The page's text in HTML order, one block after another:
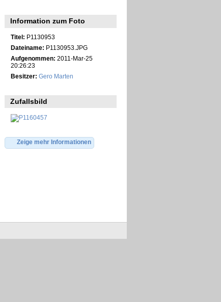
Information zum Foto
Titel: P1130953
Dateiname: P1130953.JPG
Aufgenommen: 2011-Mar-25
20:26:23
Besitzer: Gero Marten
Zufallsbild
Zeige mehr Informationen